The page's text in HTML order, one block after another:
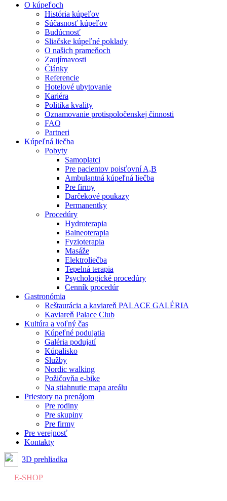
O kúpeľoch
História kúpeľov
Súčasnosť kúpeľov
Budúcnosť
Sliačske kúpeľné poklady
O našich prameňoch
Zaujímavosti
Články
Referencie
Hotelové ubytovanie
Kariéra
Politika kvality
Oznamovanie protispoločenskej činnosti
FAQ
Partneri
Kúpeľná liečba
Pobyty
Samoplatci
Pre pacientov poisťovní A,B
Ambulantná kúpeľná liečba
Pre firmy
Darčekové poukazy
Permanentky
Procedúry
Hydroterapia
Balneoterapia
Fyzioterapia
Masáže
Elektroliečba
Tepelná terapia
Psychologické procedúry
Cenník procedúr
Gastronómia
Reštaurácia a kaviareň PALACE GALÉRIA
Kaviareň Palace Club
Kultúra a voľný čas
Kúpeľné podujatia
Galéria podujatí
Kúpalisko
Služby
Nordic walking
Požičovňa e-bike
Na stiahnutie mapa areálu
Priestory na prenájom
Pre rodiny
Pre skupiny
Pre firmy
Pre verejnosť
Kontakty
3D prehliadka
E-SHOP